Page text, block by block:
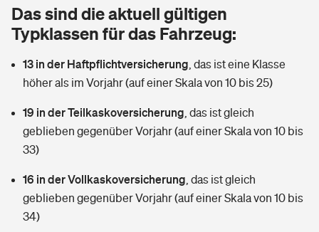
Tools
Wer versichert was: Jetzt Versicherer finden
Sie haben Fragen?
Glasversicherung
Mietkautionsversicherung
Restkreditversicherung
Tools
Kinderunfall­ver­si­che­rung
Kinderinvalidität
Reiseversicherung
Hundehalter-Haftpflicht
Handyversicherung
Dread-Disease-Versicherung
Tierkrankenversicherung
Tools
Wer versichert was: Jetzt Versicherer finden
Das sind die aktuell gültigen
Typklassen für das Fahrzeug:
13 in der Haftpflichtversicherung das ist eine Klasse
höher als im Vorjahr (auf einer Skala von 10 bis 25)
19 in der Teilkaskoversicherung das ist gleich
geblieben gegenüber Vorjahr (auf einer Skala von 10 bis
33)
16 in der Vollkaskoversicherung das ist gleich
geblieben gegenüber Vorjahr (auf einer Skala von 10 bis
34)